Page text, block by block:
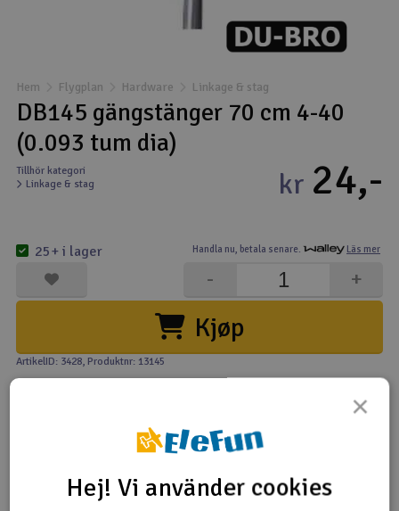
Drönare
Drönare för FPV
Flygplan
Kamerautrustning
Modellbygg- och byggsatser
Modelljärnväg
Radioutrustning
Hem Flygplan Hardware Linkage & stag
DB145 gängstänger 70 cm 4-40
(0.093 tum dia)
Tillhör kategori
Linkage & stag
Handla nu, betala senare. Läs mer
kr 24,-
Kjøp
+
-
25+ i lager
ArtikelID: 3428, Produktnr: 13145
×
Hej! Vi använder cookies